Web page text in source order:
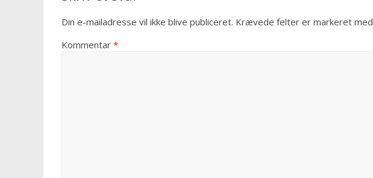
Din e-mailadresse vil ikke blive publiceret. Krævede felter er markeret med
Kommentar *